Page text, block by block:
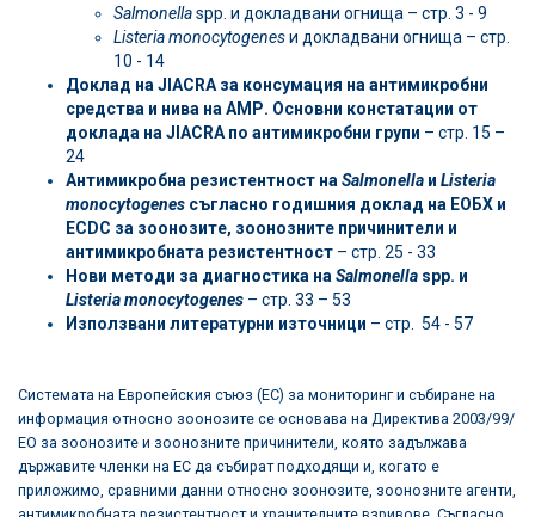
Salmonellaspp. и докладвани огнища – стр. 3 - 9
Listeria monocytogenesи докладвани огнища – стр.
10 - 14
Доклад на JIACRA за консумация на антимикробни
средства и нива на АМР. Основни констатации от
доклада на JIACRA по антимикробни групи – стр. 15 –
24
Антимикробна резистентност на Salmonella и Listeria
monocytogenes съгласно годишния доклад на ЕОБХ и
ECDC за зоонозите, зоонозните причинители и
антимикробната резистентност – стр. 25 - 33
Нови методи за диагностика на Salmonella spp. и
Listeria monocytogenes – стр. 33 – 53
Използвани литературни източници – стр. 54 - 57
Системата на Европейския съюз (ЕС) за мониторинг и събиране на
информация относно зоонозите се основава на Директива 2003/99/
ЕО за зоонозите и зоонозните причинители, която задължава
държавите членки на ЕС да събират подходящи и, когато е
приложимо, сравними данни относно зоонозите, зоонозните агенти,